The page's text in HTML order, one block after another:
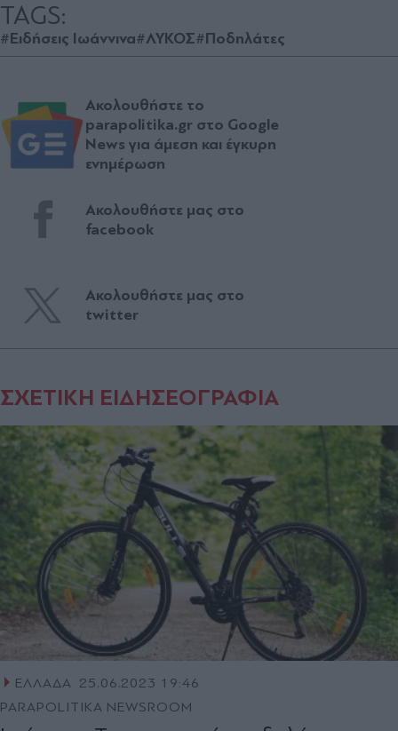
TAGS:
#Ειδήσεις Ιωάννινα#ΛΥΚΟΣ#Ποδηλάτες
Ακολουθήστε το
parapolitika.gr στο Google
News για άμεση και έγκυρη
ενημέρωση
Ακολουθήστε μας στο
facebook
Ακολουθήστε μας στο
twitter
ΣΧΕΤΙΚΗ ΕΙΔΗΣΕΟΓΡΑΦΙΑ
ΕΛΛΑΔΑ
25.06.2023 19:46
PARAPOLITIKA NEWSROOM